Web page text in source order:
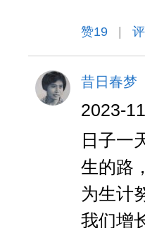
赞19
昔日春梦
2023-
日子一
生的路
为生计
我们增